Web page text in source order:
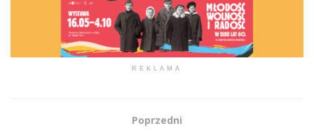
REKLAMA
Poprzedni